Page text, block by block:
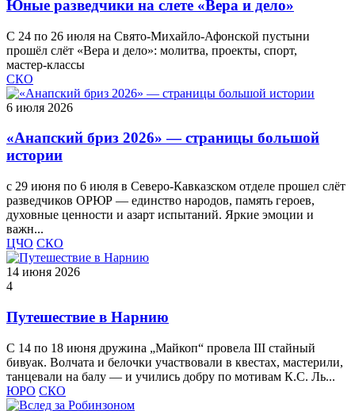
Юные разведчики на слете «Вера и дело»
С 24 по 26 июля на Свято‑Михайло‑Афонской пустыни
прошёл слёт «Вера и дело»: молитва, проекты, спорт,
мастер‑классы
СКО
6 июля 2026
«Анапский бриз 2026» — страницы большой
истории
с 29 июня по 6 июля в Северо-Кавказском отделе прошел слёт
разведчиков ОРЮР — единство народов, память героев,
духовные ценности и азарт испытаний. Яркие эмоции и
важн...
ЦЧО СКО
14 июня 2026
4
Путешествие в Нарнию
С 14 по 18 июня дружина „Майкоп“ провела III стайный
бивуак. Волчата и белочки участвовали в квестах, мастерили,
танцевали на балу — и учились добру по мотивам К.С. Ль...
ЮРО СКО